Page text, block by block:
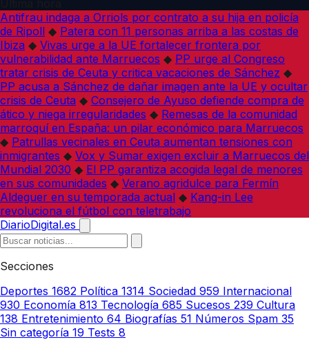
Antifrau indaga a Orriols por contrato a su hija en policía
de Ripoll ◆ Patera con 11 personas arriba a las costas de
Ibiza ◆ Vivas urge a la UE fortalecer frontera por
vulnerabilidad ante Marruecos ◆ PP urge al Congreso
tratar crisis de Ceuta y critica vacaciones de Sánchez ◆
PP acusa a Sánchez de dañar imagen ante la UE y ocultar
crisis de Ceuta ◆ Consejero de Ayuso defiende compra de
ático y niega irregularidades ◆ Remesas de la comunidad
marroquí en España: un pilar económico para Marruecos
◆ Patrullas vecinales en Ceuta aumentan tensiones con
inmigrantes ◆ Vox y Sumar exigen excluir a Marruecos del
Mundial 2030 ◆ El PP garantiza acogida legal de menores
en sus comunidades ◆ Verano agridulce para Fermín
Aldeguer en su temporada actual ◆ Kang-in Lee
revoluciona el fútbol con teletrabajo
DiarioDigital.es
Secciones
Deportes 1682 Política 1314 Sociedad 959 Internacional
930 Economía 813 Tecnología 685 Sucesos 239 Cultura
138 Entretenimiento 64 Biografías 51 Números Spam 35
Sin categoría 19 Tests 8